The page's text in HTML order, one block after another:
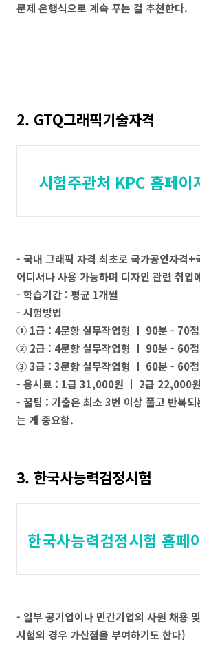
문제 은행식으로 계속 푸는 걸 추천한다.
2. GTQ그래픽기술자격
시험주관처 KPC 홈페이
- 국내 그래픽 자격 최초로 국가공인자격+
어디서나 사용 가능하며 디자인 관련 취업
- 학습기간 : 평균 1개월
- 시험방법
① 1급 : 4문항 실무작업형 ㅣ 90분 - 70
② 2급 : 4문항 실무작업형 ㅣ 90분 - 60
③ 3급 : 3문항 실무작업형 ㅣ 60분 - 60
- 응시료 : 1급 31,000원 ㅣ 2급 22,000
- 꿀팁 : 기출은 최소 3번 이상 풀고 반복되
는 게 중요함.
3. 한국사능력검정시험
한국사능력검정시험 홈페
- 일부 공기업이나 민간기업의 사원 채용
시험의 경우 가산점을 부여하기도 한다)